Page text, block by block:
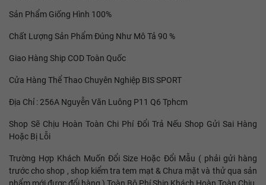
Sản Phẩm Giống Hình 100%
Chất Lượng Sản Phẩm Đúng Như Mô Tả 90 %
Giao Hàng Ship COD Toàn Quốc
Cửa Hàng Thể Thao Chuyên Nghiệp BIS SPORT
Địa Chỉ : 256A Nguyễn Văn Luông P11 Q6 Tphcm
Shop Sẽ Chịu Hoàn Toàn Chi Phí Đổi Trả Nếu Shop Gửi Sai Hàng
Hoặc Bị Lỗi
Trường Hợp Khách Muốn Đổi Size Hoặc Đổi Mẫu ( phải gửi hàng
trước cho shop , shop kiểm tra tem mạt & Chưa mặt và thử qua sản